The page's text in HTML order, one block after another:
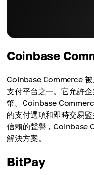
Coinbase
Coinbase Commerce
支付平台之一。它允許
幣。Coinbase
的支付選項和即時交易
信賴的聲譽，Coinbase
解決方案。
BitPay